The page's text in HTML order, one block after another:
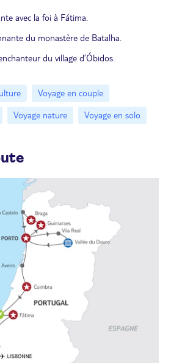
avec la foi à Fátima.
du monastère de Batalha.
du village d’Óbidos.
Voyage en couple
Voyage nature Voyage en solo